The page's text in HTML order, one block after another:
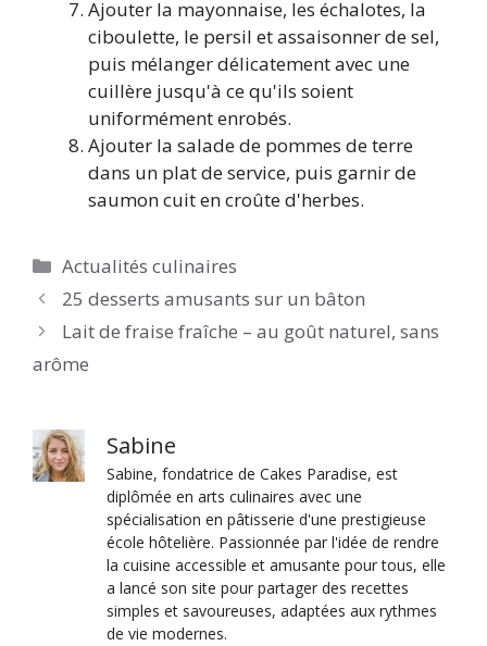
Ajouter la mayonnaise, les échalotes, la
ciboulette, le persil et assaisonner de sel,
puis mélanger délicatement avec une
cuillère jusqu'à ce qu'ils soient
uniformément enrobés.
Ajouter la salade de pommes de terre
dans un plat de service, puis garnir de
saumon cuit en croûte d'herbes.
Catégories
Actualités culinaires
25 desserts amusants sur un bâton
Lait de fraise fraîche – au goût naturel, sans
arôme
Sabine
Sabine, fondatrice de Cakes Paradise, est
diplômée en arts culinaires avec une
spécialisation en pâtisserie d'une prestigieuse
école hôtelière. Passionnée par l'idée de rendre
la cuisine accessible et amusante pour tous, elle
a lancé son site pour partager des recettes
simples et savoureuses, adaptées aux rythmes
de vie modernes.